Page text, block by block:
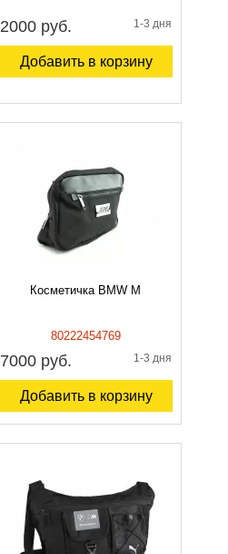
2000 руб. 1-3 дня
Добавить в корзину
Косметичка BMW M
80222454769
7000 руб. 1-3 дня
Добавить в корзину